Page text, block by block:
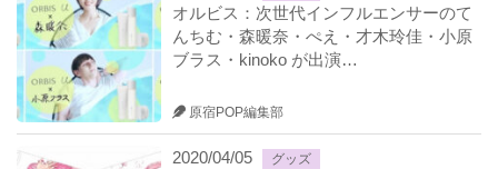
オルビス：次世代インフルエンサーのて
んちむ・森暖奈・ぺえ・才木玲佳・小原
ブラス・kinoko が出演…
原宿POP編集部
2020/04/05 グッズ